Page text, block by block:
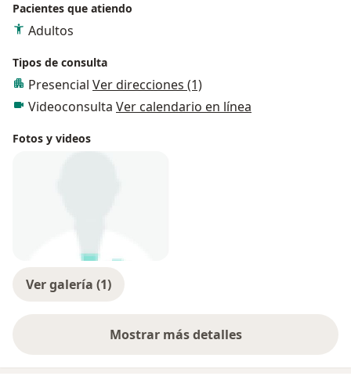
Pacientes que atiendo
Adultos
Tipos de consulta
Presencial Ver direcciones (1)
Videoconsulta Ver calendario en línea
Fotos y videos
Ver galería (1)
Mostrar más detalles
sobre la experiencia